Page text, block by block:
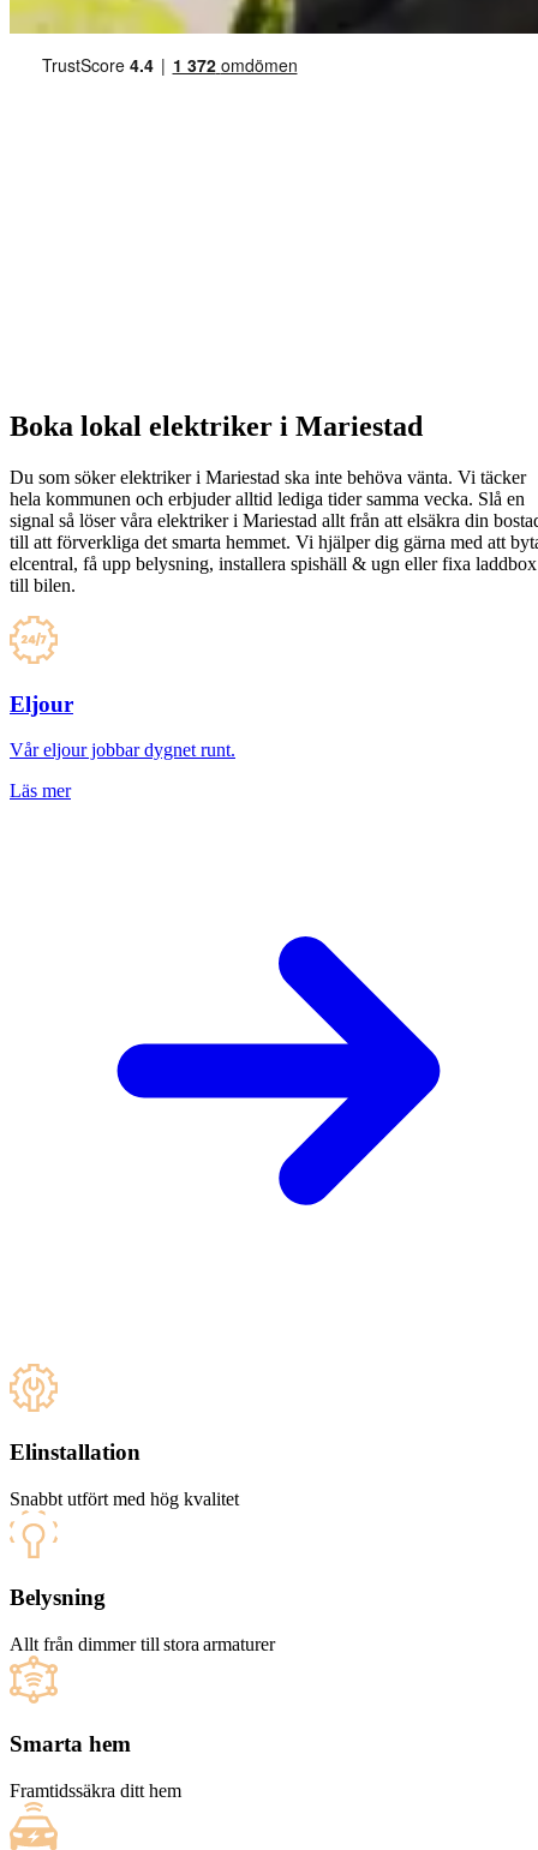
Boka lokal elektriker i Mariestad
Du som söker elektriker i Mariestad ska inte behöva vänta. Vi täcker
hela kommunen och erbjuder alltid lediga tider samma vecka. Slå en
signal så löser våra elektriker i Mariestad allt från att elsäkra din
till att förverkliga det smarta hemmet. Vi hjälper dig gärna med att
elcentral, få upp belysning, installera spishäll & ugn eller fixa laddbox
till bilen.
Eljour
Vår eljour jobbar dygnet runt.
Läs mer
Elinstallation
Snabbt utfört med hög kvalitet
Belysning
Allt från dimmer till stora armaturer
Smarta hem
Framtidssäkra ditt hem